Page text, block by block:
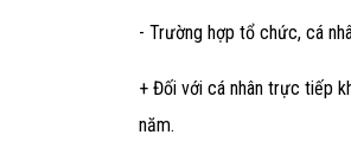
- Trường hợp tổ chức, cá
+ Đối với cá nhân trực tiếp
năm.